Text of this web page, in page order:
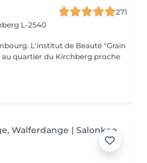
271
L-2540
L'institut de Beauté "Grain
au quartier du Kirchberg proche